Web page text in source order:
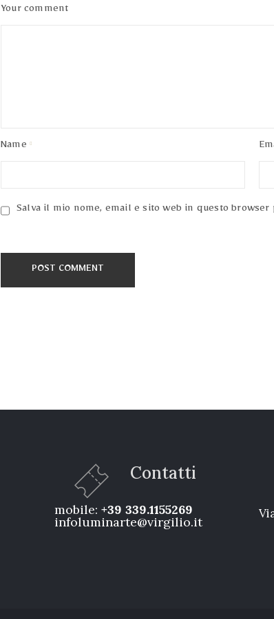
Your comment
Name
Salva il mio nome, email e sito web in questo
Contatti
mobile: +39 339.1155269
infoluminarte@virgilio.it